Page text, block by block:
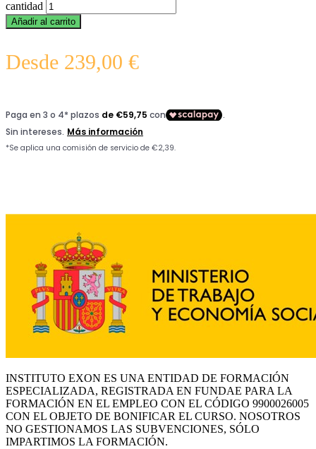
cantidad
Añadir al carrito
Desde 239,00 €
INSTITUTO EXON ES UNA ENTIDAD DE FORMACIÓN
ESPECIALIZADA, REGISTRADA EN FUNDAE PARA LA
FORMACIÓN EN EL EMPLEO CON EL CÓDIGO 9900026005
CON EL OBJETO DE BONIFICAR EL CURSO. NOSOTROS
NO GESTIONAMOS LAS SUBVENCIONES, SÓLO
IMPARTIMOS LA FORMACIÓN.